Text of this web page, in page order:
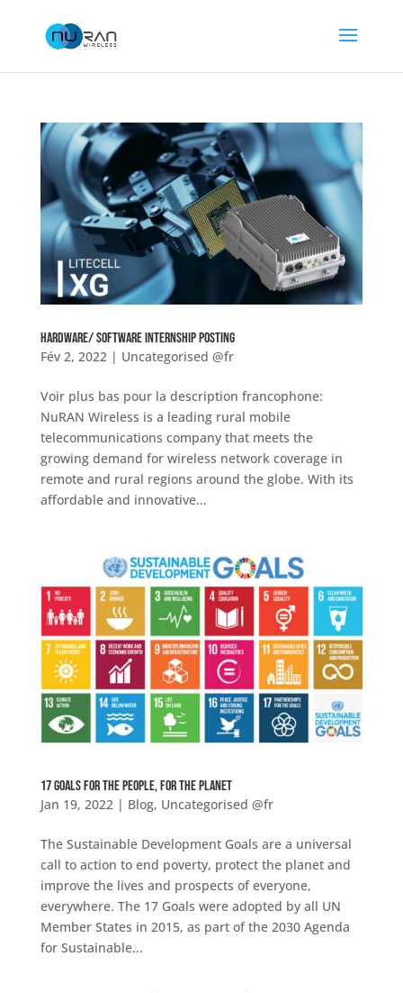
HARDWARE/ SOFTWARE INTERNSHIP POSTING
Fév 2, 2022 | Uncategorised @fr
Voir plus bas pour la description francophone:
NuRAN Wireless is a leading rural mobile
telecommunications company that meets the
growing demand for wireless network coverage in
remote and rural regions around the globe. With its
affordable and innovative...
17 Goals for the People, for the Planet
Jan 19, 2022| Blog, Uncategorised @fr
The Sustainable Development Goals are a universal
call to action to end poverty, protect the planet and
improve the lives and prospects of everyone,
everywhere. The 17 Goals were adopted by all UN
Member States in 2015, as part of the 2030 Agenda
for Sustainable...